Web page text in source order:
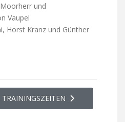
und
Vaupel
Horst Kranz und Günther